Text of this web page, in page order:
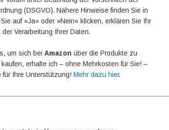
(DSGVO). Nähere Hinweise finden Sie in
auf »Ja« oder »Nein« klicken, erklären Sie Ihr
Verarbeitung Ihrer Daten.
um sich bei Amazon über die Produkte zu
erhalte ich – ohne Mehrkosten für Sie! –
für Ihre Unterstützung! Mehr dazu hier.